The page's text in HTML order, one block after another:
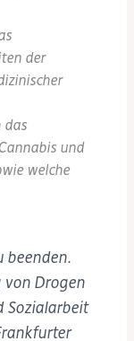
der
das
und
welche
beenden.
Drogen
Sozialarbeit